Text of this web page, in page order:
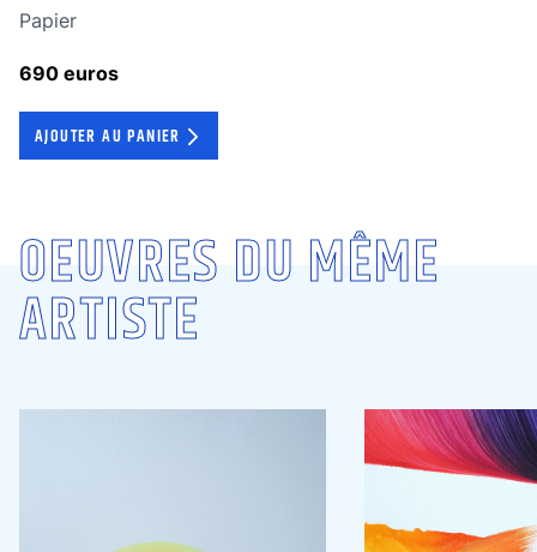
Technique
Papier
690 euros
AJOUTER AU PANIER
OEUVRES DU MÊME
ARTISTE